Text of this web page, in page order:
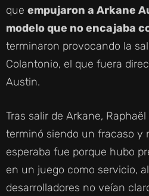
que empujaron a Arkane
modelo que no encajaba
terminaron provocando la
Colantonio, el que fuera
Austin.
Tras salir de Arkane,
terminó siendo un fracaso y
esperaba fue porque hubo
en un juego como servicio,
desarrolladores no veían